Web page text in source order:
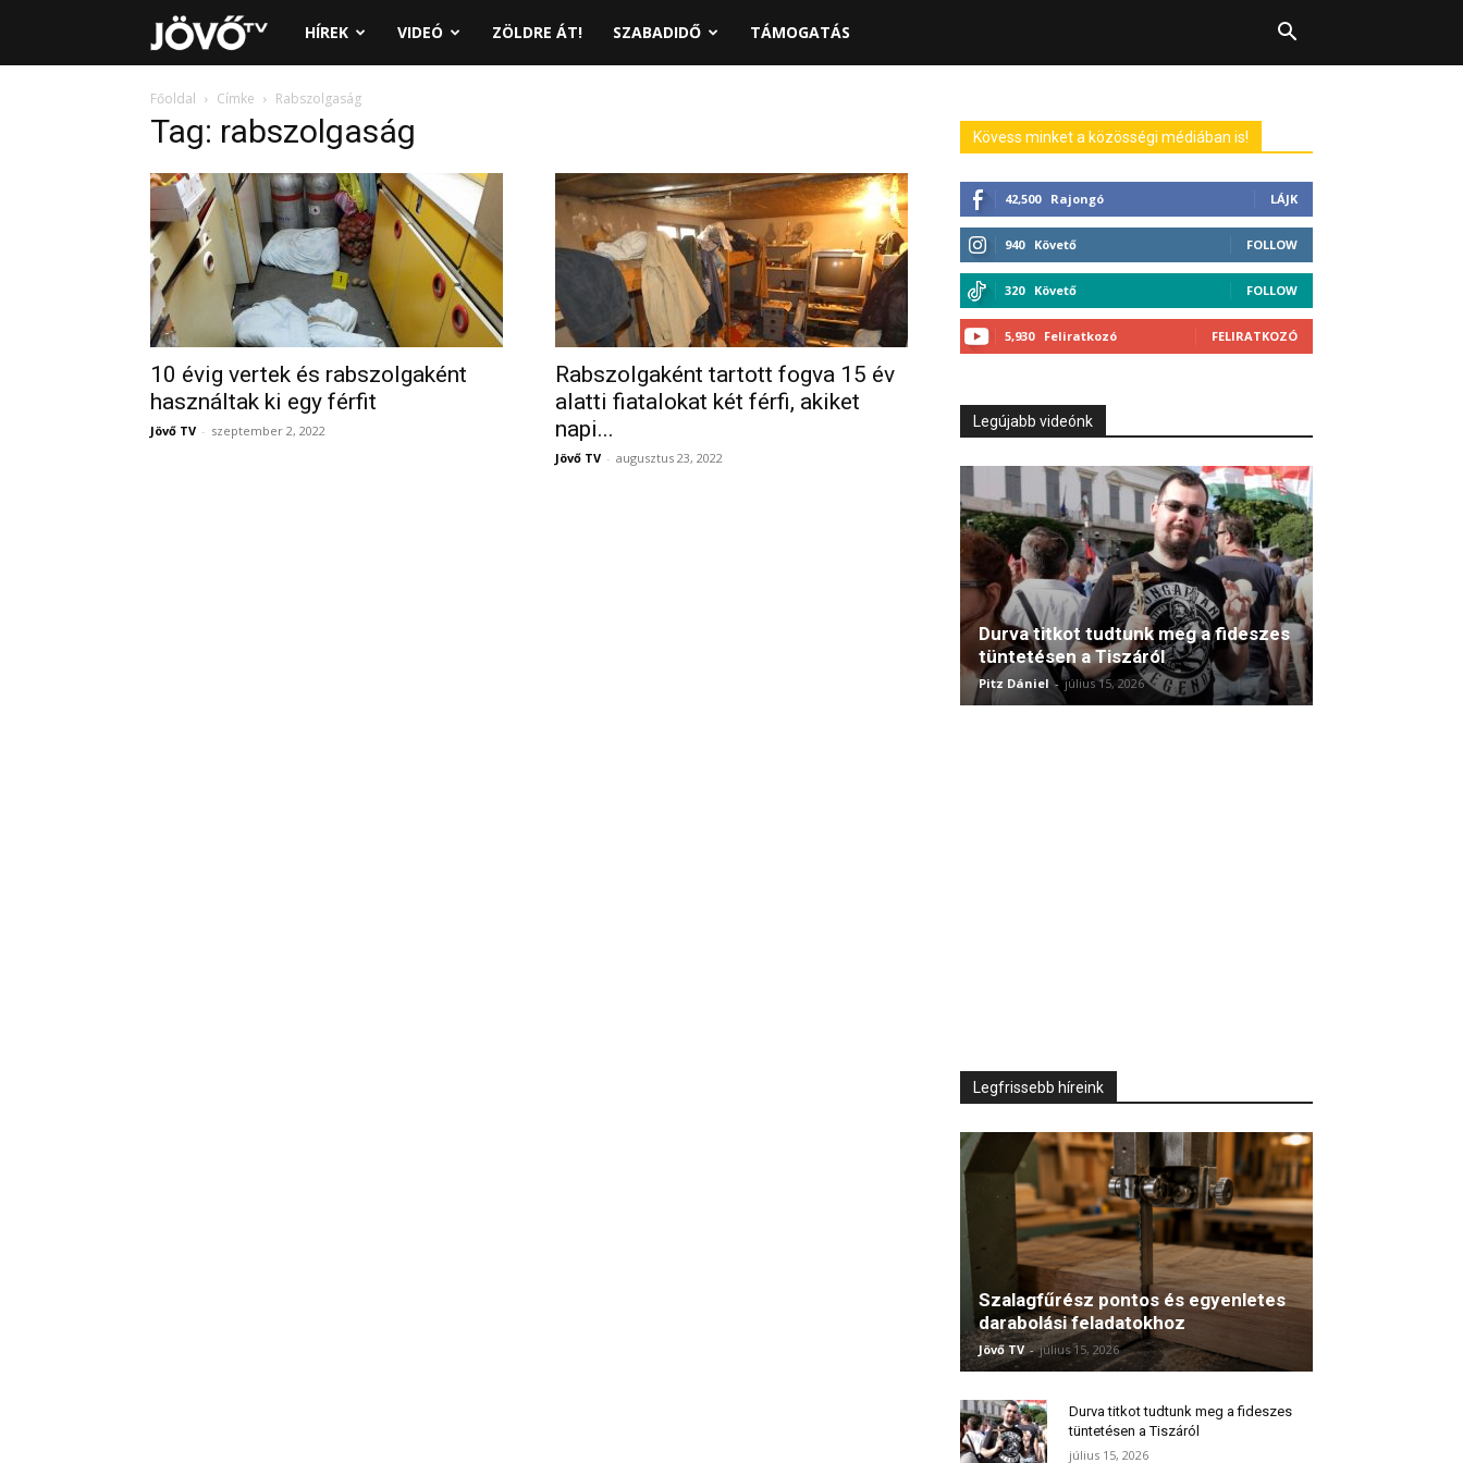
Jövő
TV
HÍREK VIDEÓ ZÖLDRE ÁT! SZABADIDŐ TÁMOGATÁS
Főoldal Címke Rabszolgaság
Tag: rabszolgaság
10 évig vertek és rabszolgaként
használtak ki egy férfit
Jövő TV - szeptember 2, 2022
Rabszolgaként tartott fogva 15 év
alatti fiatalokat két férfi, akiket
napi...
Jövő TV - augusztus 23, 2022
Kövess minket a közösségi médiában is!
42,500 Rajongó LÁJK
940 Követő FOLLOW
320 Követő FOLLOW
5,930 Feliratkozó FELIRATKOZÓ
Legújabb videónk
Durva titkot tudtunk meg a fideszes
tüntetésen a Tiszáról
Pitz Dániel - július 15, 2026
Legfrissebb híreink
Szalagfűrész pontos és egyenletes
darabolási feladatokhoz
Jövő TV - július 15, 2026
Durva titkot tudtunk meg a fideszes
tüntetésen a Tiszáról
július 15, 2026